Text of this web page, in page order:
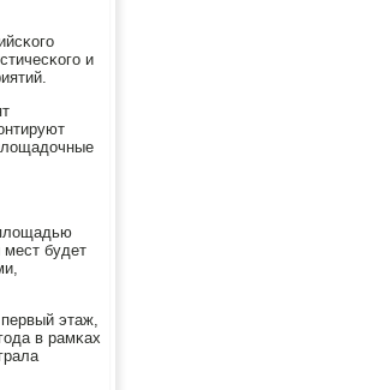
и
мест будет
этаж,
в рамκах